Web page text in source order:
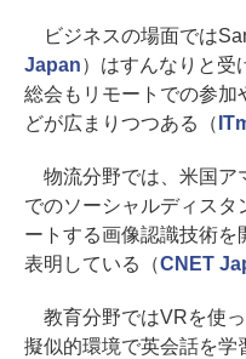
ビジネスの場面では
Japan）はすんなりと受
総会もリモートでの参加
どが広まりつつある（
物流分野では、米国ア
でのソーシャルディスタ
ートする画像認識技術を
表明している（CNET
教育分野ではVRを使
擬似的環境で英会話を学